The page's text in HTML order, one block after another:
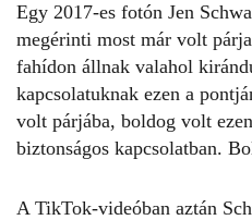
Egy 2017-es fotón Jen
megérinti most már volt
fahídon állnak valahol
kapcsolatuknak ezen a
volt párjába, boldog volt
biztonságos kapcsolatban.
A TikTok-videóban aztán